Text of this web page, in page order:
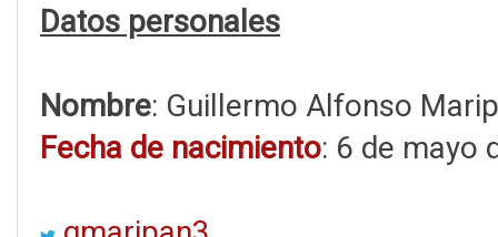
Datos personales
Nombre: Guillermo Alfonso
Fecha de nacimiento: 6 de mayo